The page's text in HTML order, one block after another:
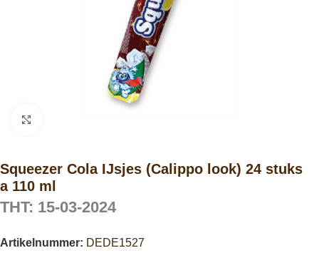
Squeezer Cola IJsjes (Calippo look) 24 stuks
a 110 ml
THT: 15-03-2024
Artikelnummer: DEDE1527